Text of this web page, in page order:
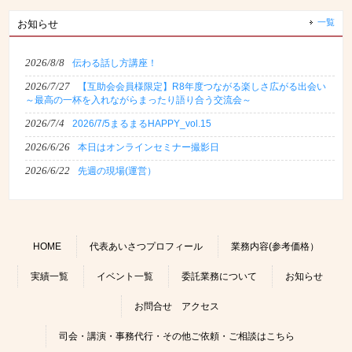
お知らせ 一覧
2026/8/8 伝わる話し方講座！
2026/7/27
【互助会会員様限定】R8年度つながる楽しさ広がる出会い
～最高の一杯を入れながらまったり語り合う交流会～
2026/7/4 2026/7/5まるまるHAPPY_vol.15
2026/6/26 本日はオンラインセミナー撮影日
2026/6/22 先週の現場(運営）
HOME 代表あいさつプロフィール 業務内容(参考価格）
実績一覧 イベント一覧 委託業務について お知らせ
お問合せ アクセス
司会・講演・事務代行・その他ご依頼・ご相談はこちら